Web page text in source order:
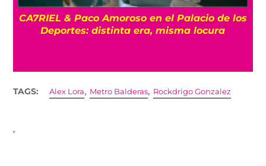
CA7RIEL & Paco Amoroso en el Palacio de los
Deportes: distinta era, misma locura
TAGS: Alex Lora, Metro Balderas, Rockdrigo Gonzalez